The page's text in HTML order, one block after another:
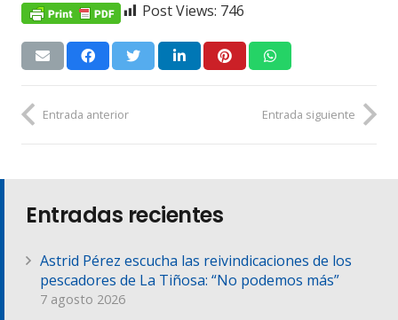
Post Views: 746
Entrada anterior Entrada siguiente
Entradas recientes
Astrid Pérez escucha las reivindicaciones de los
pescadores de La Tiñosa: “No podemos más”
7 agosto 2026